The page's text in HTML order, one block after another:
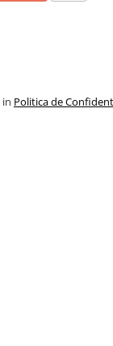
Politica de